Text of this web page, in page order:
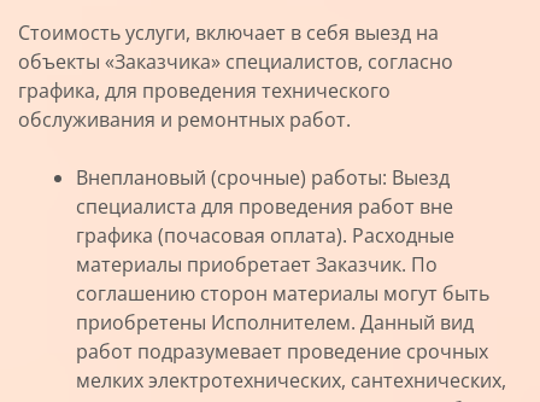
Стоимость услуги, включает в себя выезд на
объекты «Заказчика» специалистов, согласно
графика, для проведения технического
обслуживания и ремонтных работ.
Внеплановый (срочные) работы: Выезд
специалиста для проведения работ вне
графика (почасовая оплата). Расходные
материалы приобретает Заказчик. По
соглашению сторон материалы могут быть
приобретены Исполнителем. Данный вид
работ подразумевает проведение срочных
мелких электротехнических, сантехнических,